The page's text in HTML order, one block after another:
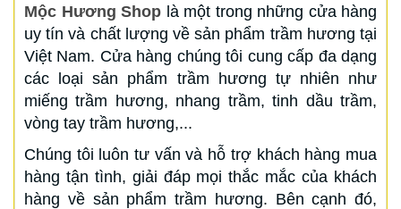
Mộc Hương Shop là một trong những cửa hàng
uy tín và chất lượng về sản phẩm trầm hương tại
Việt Nam. Cửa hàng chúng tôi cung cấp đa dạng
các loại sản phẩm trầm hương tự nhiên như
miếng trầm hương, nhang trầm, tinh dầu trầm,
vòng tay trầm hương,...
Chúng tôi luôn tư vấn và hỗ trợ khách hàng mua
hàng tận tình, giải đáp mọi thắc mắc của khách
hàng về sản phẩm trầm hương. Bên cạnh đó,